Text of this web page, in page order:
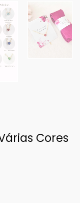
Cores